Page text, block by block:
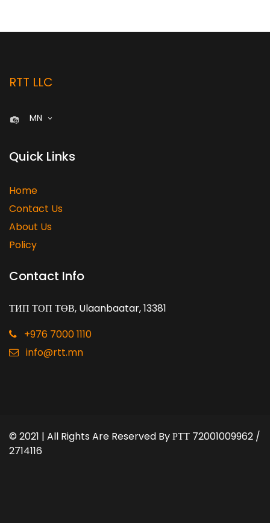
RTT LLC
MN
Quick Links
Home
Contact Us
About Us
Policy
Contact Info
ТИП ТОП ТӨВ, Ulaanbaatar, 13381
+976 7000 1110
info@rtt.mn
© 2021 | All Rights Are Reserved ByРТТ 72001009962 /
2714116